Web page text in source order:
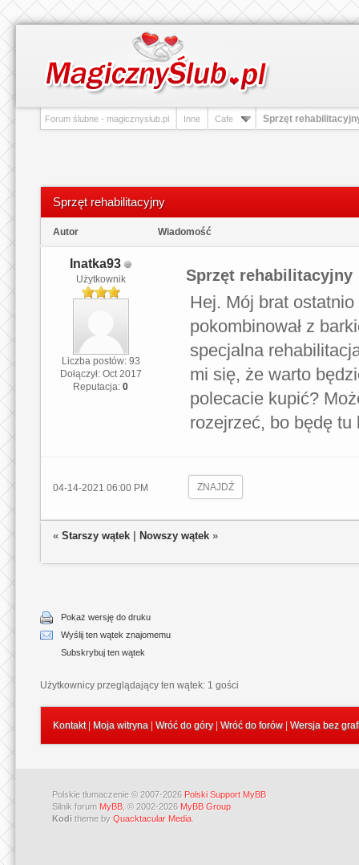
Forum ślubne - magicznyslub.pl Inne Cafe Sprzęt
Sprzęt rehabilitacyjny
Autor Wiadomość
Inatka93
Użytkownik
Liczba postów: 93
Dołączył: Oct 2017
Reputacja: 0
Sprzęt rehabilitacyjny
Hej. Mój brat ostatnio
pokombinował z
specjalna
mi się, że warto
polecacie kupić?
rozejrzeć, bo będę tu
04-14-2021 06:00 PM ZNAJDŹ
« Starszy wątek Nowszy wątek »
Pokaż wersję do druku
Wyślij ten wątek znajomemu
Subskrybuj ten wątek
Użytkownicy przeglądający ten wątek: 1 gości
Kontakt| Moja witryna Wróć do góry| Wróć do forów| Wersja bez
Polskie tłumaczenie © 2007-2026 Polski Support MyBB
Silnik forum MyBB , © 2002-2026 MyBB Group
Kodi theme by Quacktacular Media